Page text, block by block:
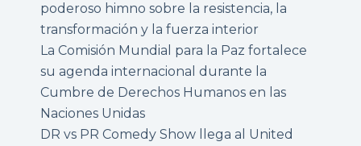
poderoso himno sobre la resistencia, la
transformación y la fuerza interior
La Comisión Mundial para la Paz fortalece
su agenda internacional durante la
Cumbre de Derechos Humanos en las
Naciones Unidas
DR vs PR Comedy Show llega al United